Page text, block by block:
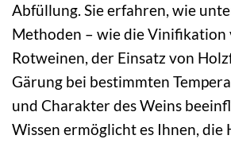
Abfüllung. Sie erfahren, wie
Methoden – wie die Vinifikation
Rotweinen, der Einsatz von
Gärung bei bestimmten
und Charakter des Weins
Wissen ermöglicht es Ihnen, die